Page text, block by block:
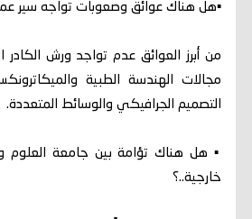
▪︎هل هناك عوائق وصعوبات تواجه سير
من أبرز العوائق عدم تواجد ورش
مجالات الهندسة الطبية
التصميم الجرافيكي والوسائط المتعددة.
▪︎ هل هناك تؤامة بين جامعة العلوم
خارجية..؟